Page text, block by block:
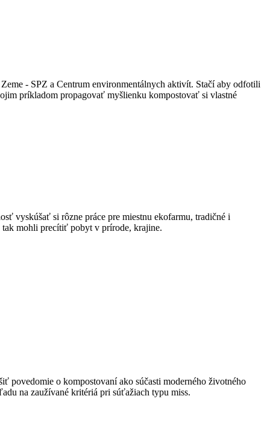
- SPZ a Centrum environmentálnych aktivít. Stačí aby odfotili
príkladom propagovať myšlienku kompostovať si vlastné
vyskúšať si rôzne práce pre miestnu ekofarmu, tradičné i
tak mohli precítiť pobyt v prírode, krajine.
povedomie o kompostovaní ako súčasti moderného životného
na zaužívané kritériá pri súťažiach typu miss.